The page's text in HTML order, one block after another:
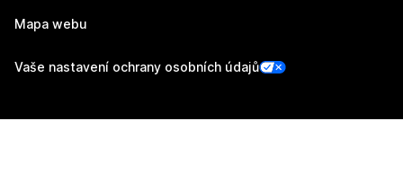
Mapa webu
Vaše nastavení ochrany osobních údajů